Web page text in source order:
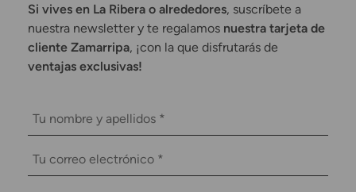
Si vives en La Ribera o alrededores, suscríbete a
nuestra newsletter y te regalamos nuestra tarjeta de
cliente Zamarripa, ¡con la que disfrutarás de
ventajas exclusivas!